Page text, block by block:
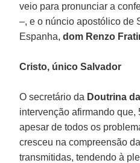
veio para pronunciar a
–, e o núncio apostólico de
Espanha,dom Renzo
Cristo, único Salvador
O secretário da Doutrina
intervenção afirmando que,
apesar de todos os
cresceu na compreensão
transmitidas, tendendo à